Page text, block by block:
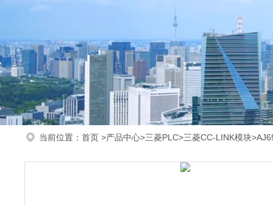
当前位置： 首页 >产品中心>三菱PLC>三菱CC-LINK模块